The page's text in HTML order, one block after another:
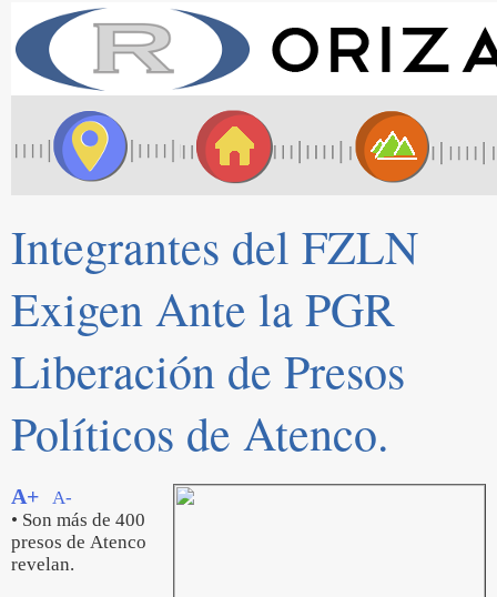
Integrantes del FZLN
Exigen Ante la PGR
Liberación de Presos
Políticos de Atenco.
A+
A-
• Son más de 400
presos de Atenco
revelan.